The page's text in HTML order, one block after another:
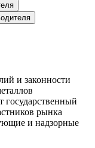
и законности
рынка
и надзорные